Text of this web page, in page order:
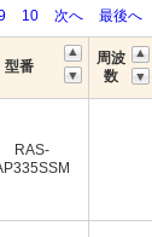
10 次へ 最後へ
型番
周波
数
RAS-